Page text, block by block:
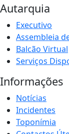
Autarquia
Executivo
Assembleia
Balcão Virtual
Serviços
Informações
Notícias
Incidentes
Toponímia